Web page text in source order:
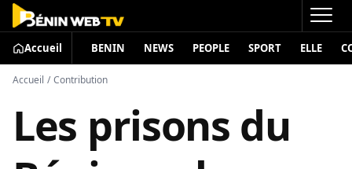
Accueil BENIN NEWS PEOPLE SPORT ELLE
Accueil / Contribution
Les prisons du